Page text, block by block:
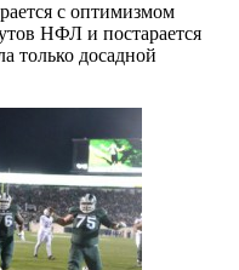
с оптимизмом
НФЛ и постарается
только досадной